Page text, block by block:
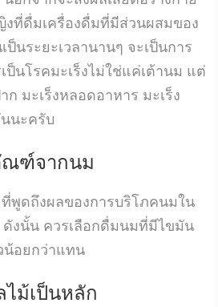
ที่ดื่มเครื่องดื่มที่มีส่วนผสมของ
นระยะเวลานานๆ จะเป็นการ
ป็นโรคมะเร็งไม่ใช่แค่เต้านม แต่
ก มะเร็งหลอดอาหาร มะเร็ง
นะครับ
ฑ์จากนม
พูดถึงผลของการบริโภคนมใน
งนั้น ควรเลือกดื่มนมที่มีไขมัน
อยกว่าแทน
ม้เป็นหลัก